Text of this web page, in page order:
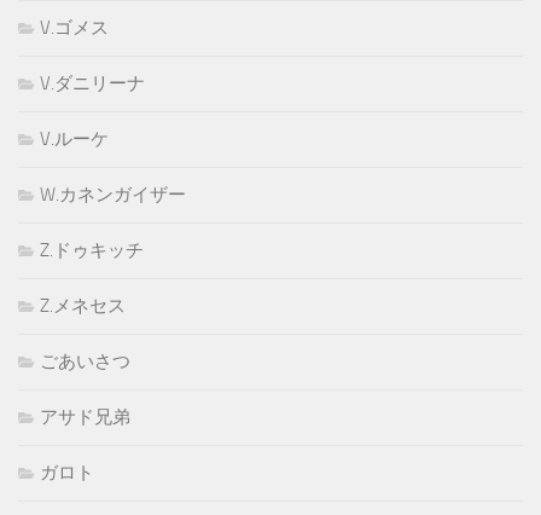
V.ゴメス
V.ダニリーナ
V.ルーケ
W.カネンガイザー
Z.ドゥキッチ
Z.メネセス
ごあいさつ
アサド兄弟
ガロト